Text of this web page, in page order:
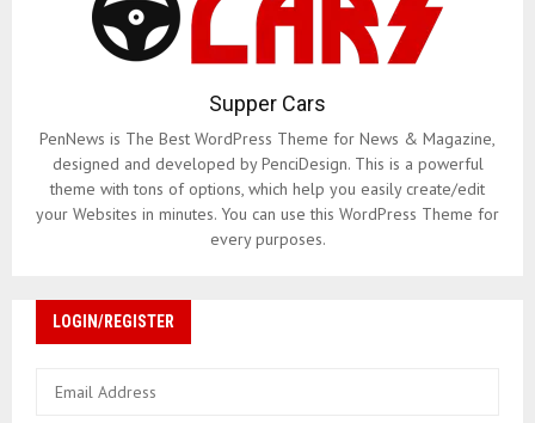
Supper Cars
PenNews is The Best WordPress Theme for News & Magazine,
designed and developed by PenciDesign. This is a powerful
theme with tons of options, which help you easily create/edit
your Websites in minutes. You can use this WordPress Theme for
every purposes.
LOGIN/REGISTER